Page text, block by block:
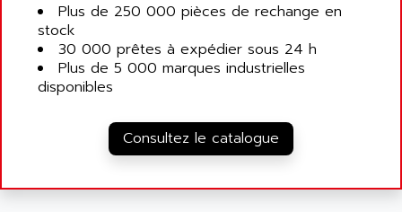
Plus de 250 000 pièces de rechange en
stock
30 000 prêtes à expédier sous 24 h
Plus de 5 000 marques industrielles
disponibles
Consultez le catalogue